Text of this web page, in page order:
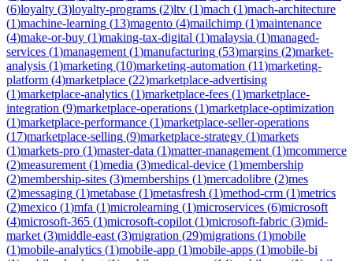
(6)loyalty (3)loyalty-programs (2)ltv (1)mach (1)mach-architecture
(1)machine-learning (13)magento (4)mailchimp (1)maintenance
(4)make-or-buy (1)making-tax-digital (1)malaysia (1)managed-
services (1)management (1)manufacturing (53)margins (2)market-
analysis (1)marketing (10)marketing-automation (11)marketing-
platform (4)marketplace (22)marketplace-advertising
(1)marketplace-analytics (1)marketplace-fees (1)marketplace-
integration (9)marketplace-operations (1)marketplace-optimization
(1)marketplace-performance (1)marketplace-seller-operations
(17)marketplace-selling (9)marketplace-strategy (1)markets
(1)markets-pro (1)master-data (1)matter-management (1)mcommerce
(2)measurement (1)media (3)medical-device (1)membership
(2)membership-sites (3)memberships (1)mercadolibre (2)mes
(2)messaging (1)metabase (1)metasfresh (1)method-crm (1)metrics
(2)mexico (1)mfa (1)microlearning (1)microservices (6)microsoft
(4)microsoft-365 (1)microsoft-copilot (1)microsoft-fabric (3)mid-
market (3)middle-east (3)migration (29)migrations (1)mobile
(1)mobile-analytics (1)mobile-app (1)mobile-apps (1)mobile-bi